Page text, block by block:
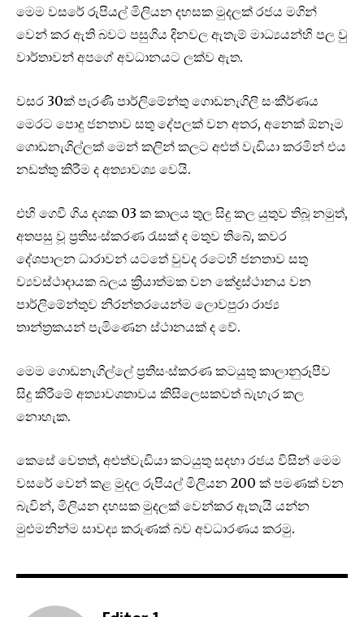
මෙම වසරේ රුපියල් මිලියන දහසක මුදලක් රජය මගින්
වෙන් කර ඇති බවට පසුගිය දිනවල ඇතැම් මාධ්‍යයන්හි පල වු
වාර්තාවන් අපගේ අවධානයට ලක්ව ඇත.‍
වසර 30ක් පැරණි පාර්ලිමේන්තු ගොඩනැගිලි සංකීර්ණය
මෙරට පොදු ජනතාව සතු දේපලක් වන අතර, අනෙක් ඕනෑම
ගොඩනැගිල්ලක් මෙන් කලින් කලට අළුත් වැඩියා කරමින් එය
නඩත්තු කිරීම ද අත්‍යාවශ්‍ය වෙයි.
එහි ගෙවී ගිය දශක 03 ක කාලය තුල සිදු කල යුතුව තිබූ නමුත්,
අතපසු වූ ප්‍රතිසංස්කරණ රැසක් ද මතුව තිබේ, කවර
දේශපාලන ධාරාවන් යටතේ වුවද රටෙහි ජනතාව සතු
ව්‍යවස්ථාදායක බලය ක්‍රියාත්මක වන කේද්‍රස්ථානය වන
පාර්ලිමේන්තුව නිරන්තරයෙන්ම ලොවපුරා රාජ්‍ය
තාන්ත්‍රකයන් පැමිණෙන ස්ථානයක් ද වේ.
මෙම ගොඩනැගිල්ලේ ප්‍රතිසංස්කරණ කටයුතු කාලානුරූපීව
සිදු කිරීමේ අත්‍යාවශතාවය කිසිලෙසකවත් බැහැර කල
නොහැක.
කෙසේ වෙතත්, අළුත්වැඩියා කටයුතු සදහා රජය විසින් මෙම
වසරේ වෙන් කළ මුදල රුපියල් මිලියන 200 ක් පමණක් වන
බැවින්, මිලියන දහසක මුදලක් වෙන්කර ඇතැයි යන්න
මුළුමනින්ම සාවද්‍ය කරුණක් බව අවධාරණය කරමු.